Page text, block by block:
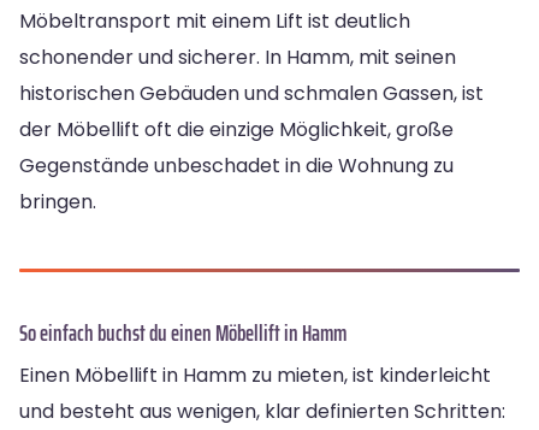
Möbeltransport mit einem Lift ist deutlich
schonender und sicherer. In Hamm, mit seinen
historischen Gebäuden und schmalen Gassen, ist
der Möbellift oft die einzige Möglichkeit, große
Gegenstände unbeschadet in die Wohnung zu
bringen.
So einfach buchst du einen Möbellift in Hamm
Einen Möbellift in Hamm zu mieten, ist kinderleicht
und besteht aus wenigen, klar definierten Schritten: